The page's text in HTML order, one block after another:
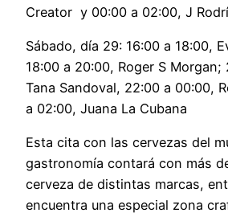
Creator y 00:00 a 02:00, J
Sábado, día 29: 16:00 a 18:00,
18:00 a 20:00, Roger S Morgan;
Tana Sandoval, 22:00 a 00:00,
a 02:00, Juana La Cubana
Esta cita con las cervezas del
gastronomía contará con más
cerveza de distintas marcas,
encuentra una especial zona